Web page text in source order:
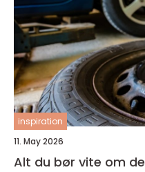
inspiration
11. May 2026
Alt du bør vite om